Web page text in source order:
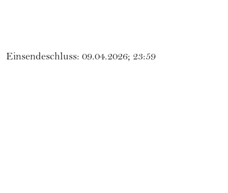
Einsendeschluss: 09.04.2026; 23:59